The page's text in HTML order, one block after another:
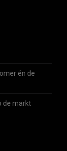
én de
de markt